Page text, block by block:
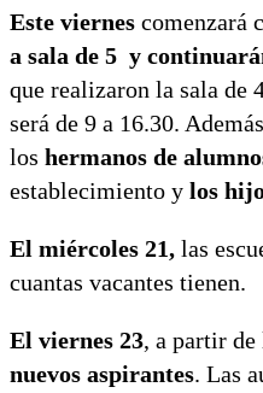
Este viernes comenzará
a sala de 5 y
que realizaron la sala de
será de 9 a 16.30.
los hermanos de
establecimiento y los
El miércoles 21, las
cuantas vacantes tienen.
El viernes 23, a partir de
nuevos aspirantes. Las